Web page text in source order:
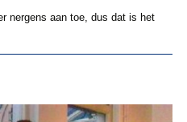
nergens aan toe, dus dat is het